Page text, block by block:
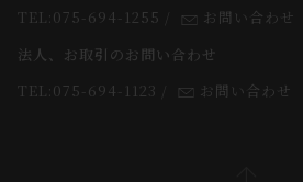
よくあるご質問
スタッフ
TEL:075-694-1255
お問い合わせ
法人、お取引のお問い合わせ
TEL:075-694-1123
お問い合わせ